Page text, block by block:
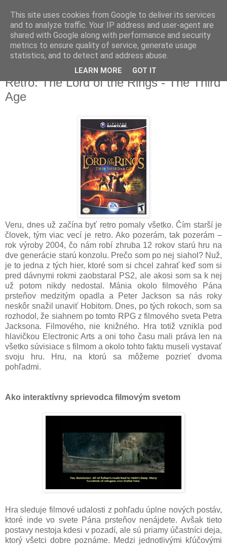
streda 30. marca 2016
Retro: The Lord of the Rings - The Third
Age
Veru, dnes už začína byť retro pomaly všetko. Čím starší je
človek, tým viac vecí je retro. Ako pozerám, tak pozerám –
rok výroby 2004, čo nám robí zhruba 12 rokov starú hru na
dve generácie starú konzolu. Prečo som po nej siahol? Nuž,
je to jedna z tých hier, ktoré som si chcel zahrať keď som si
pred dávnymi rokmi zaobstaral PS2, ale akosi som sa k nej
už potom nikdy nedostal. Mánia okolo filmového Pána
prsteňov medzitým opadla a Peter Jackson sa nás roky
neskôr snažil unaviť Hobitom. Dnes, po tých rokoch, som sa
rozhodol, že siahnem po tomto RPG z filmového sveta Petra
Jacksona. Filmového, nie knižného. Hra totiž vznikla pod
hlavičkou Electronic Arts a oni toho času mali práva len na
všetko súvisiace s filmom a okolo tohto faktu museli vystavať
svoju hru. Hru, na ktorú sa môžeme pozrieť dvoma
pohľadmi.
Ako interaktívny sprievodca filmovým svetom
Hra sleduje filmové udalosti z pohľadu úplne nových postáv,
ktoré inde vo svete Pána prsteňov nenájdete. Avšak tieto
postavy nestoja kdesi v pozadí, ale sú priamy účastníci deja,
ktorý všetci dobre poznáme. Medzi jednotlivými kľúčovými
This site uses cookies from Google to deliver its services
and to analyze traffic. Your IP address and user-agent are
shared with Google along with performance and security
metrics to ensure quality of service, generate usage
statistics, and to detect and address abuse.
LEARN MORE GOT IT